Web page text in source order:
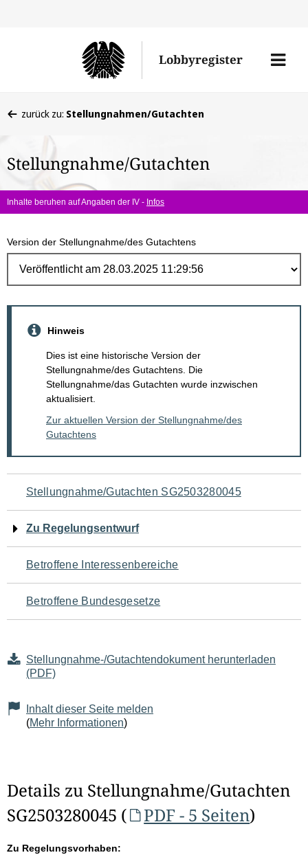
Lobbyregister
Menü
befinden
hier:
zurück zu: Stellungnahmen/Gutachten
Stellungnahme/Gutachten
Inhalte beruhen auf Angaben der IV - Infos
Version der Stellungnahme/des Gutachtens
Hinweis
Dies ist eine historische Version der
Stellungnahme/des Gutachtens. Die
Stellungnahme/das Gutachten wurde inzwischen
aktualisiert.
Zur aktuellen Version der Stellungnahme/des
Gutachtens
Navigation
für
den
Seiteninhalt
Stellungnahme/Gutachten SG2503280045
Zu Regelungsentwurf
Betroffene Interessenbereiche
Betroffene Bundesgesetze
Stellungnahme-/Gutachtendokument herunterladen
(PDF)
Inhalt dieser Seite melden
(Mehr Informationen)
Details zu Stellungnahme/Gutachten
SG2503280045 (
PDF - 5 Seiten)
Zu Regelungsvorhaben: